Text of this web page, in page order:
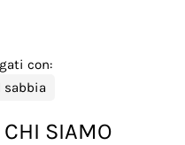
con:
sabbia
CHI SIAMO